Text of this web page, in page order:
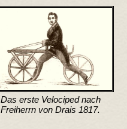
Das erste Velociped nach
Freiherrn von Drais 1817.